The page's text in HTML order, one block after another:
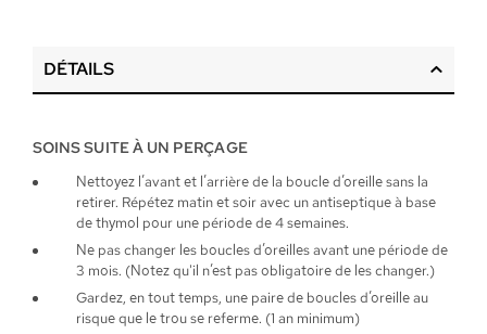
DÉTAILS
SOINS SUITE À UN PERÇAGE
Nettoyez l’avant et l’arrière de la boucle d’oreille sans la
retirer. Répétez matin et soir avec un antiseptique à base
de thymol pour une période de 4 semaines.
Ne pas changer les boucles d’oreilles avant une période de
3 mois. (Notez qu'il n’est pas obligatoire de les changer.)
Gardez, en tout temps, une paire de boucles d’oreille au
risque que le trou se referme. (1 an minimum)